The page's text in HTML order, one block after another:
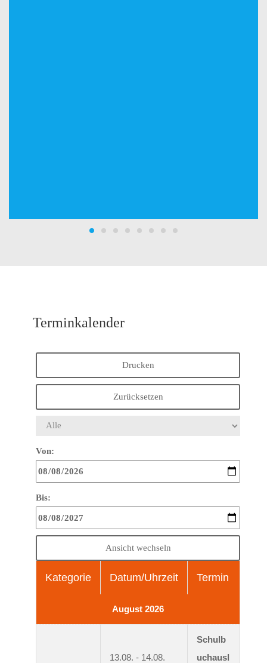
Terminkalender
Drucken
Zurücksetzen
Von:
Bis:
Ansicht wechseln
Kategorie Datum/Uhrzeit Termin
August 2026
13.08. - 14.08.
Schulb
uchausl